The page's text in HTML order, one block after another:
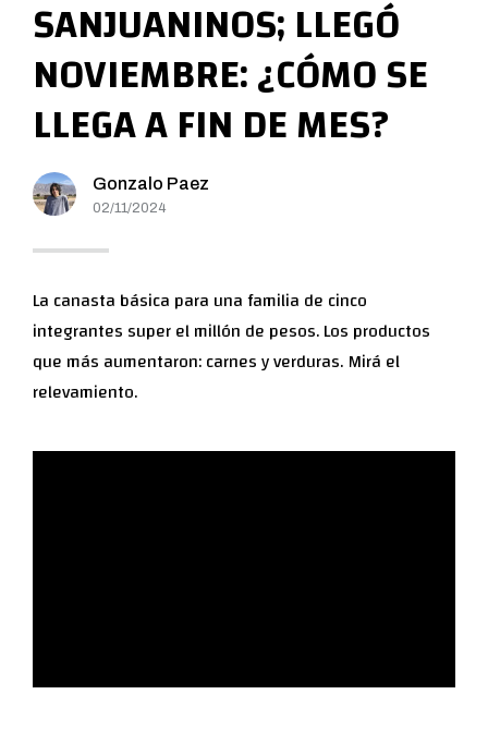
PERIODISMO DIGITAL
SANJUANINOS; LLEGÓ
NOVIEMBRE: ¿CÓMO SE
LLEGA A FIN DE MES?
Gonzalo Paez
02/11/2024
La canasta básica para una familia de cinco
integrantes super el millón de pesos. Los productos
que más aumentaron: carnes y verduras. Mirá el
relevamiento.